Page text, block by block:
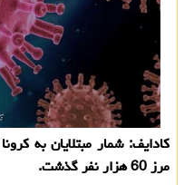
كادایف: شمار مبتلایان به
مرز 60 هزار نفر گذشت.